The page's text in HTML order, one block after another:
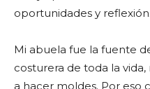
oportunidades y reflexión.
Mi abuela fue la fuente
costurera de toda la
a hacer moldes. Por eso